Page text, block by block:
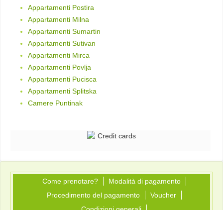
Appartamenti Postira
Appartamenti Milna
Appartamenti Sumartin
Appartamenti Sutivan
Appartamenti Mirca
Appartamenti Povlja
Appartamenti Pucisca
Appartamenti Splitska
Camere Puntinak
Come prenotare?
Modalità di pagamento
Procedimento del pagamento
Voucher